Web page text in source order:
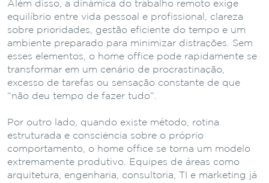
Além disso, a dinâmica do trabalho remoto exige
equilíbrio entre vida pessoal e profissional, clareza
sobre prioridades, gestão eficiente do tempo e um
ambiente preparado para minimizar distrações. Sem
esses elementos, o home office pode rapidamente se
transformar em um cenário de procrastinação,
excesso de tarefas ou sensação constante de que
“não deu tempo de fazer tudo”.
Por outro lado, quando existe método, rotina
estruturada e consciência sobre o próprio
comportamento, o home office se torna um modelo
extremamente produtivo. Equipes de áreas como
arquitetura, engenharia, consultoria, TI e marketing já